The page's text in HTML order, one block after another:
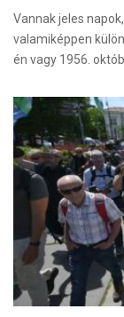
Vannak jeles
valamiképpen
én vagy 1956.